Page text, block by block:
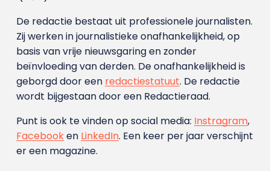
De redactie bestaat uit professionele journalisten.
Zij werken in journalistieke onafhankelijkheid, op
basis van vrije nieuwsgaring en zonder
beïnvloeding van derden. De onafhankelijkheid is
geborgd door een redactiestatuut. De redactie
wordt bijgestaan door een Redactieraad.
Punt is ook te vinden op social media: Instragram,
Facebooken LinkedIn. Een keer per jaar verschijnt
er een magazine.